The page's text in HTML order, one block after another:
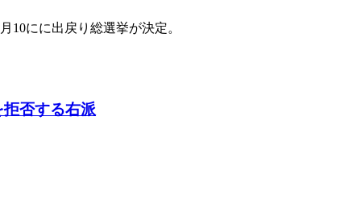
にに出戻り総選挙が決定。
否する右派